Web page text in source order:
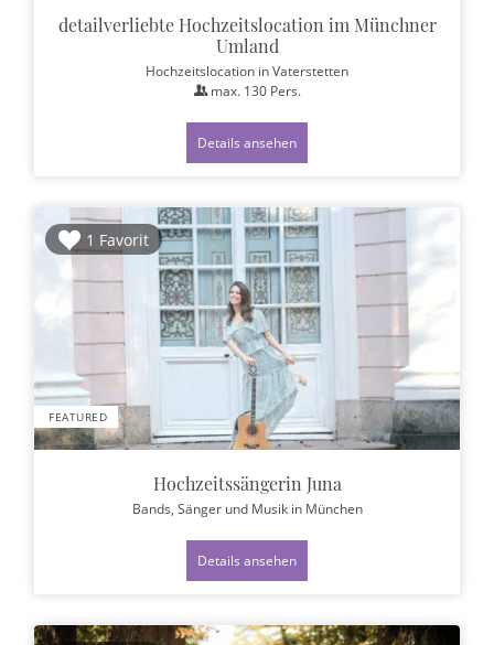
detailverliebte Hochzeitslocation im Münchner
Umland
Hochzeitslocation in Vaterstetten
max. 130Pers.
Details ansehen
1 Favorit
FEATURED
Hochzeitssängerin Juna
Bands, Sänger und Musik in München
Details ansehen